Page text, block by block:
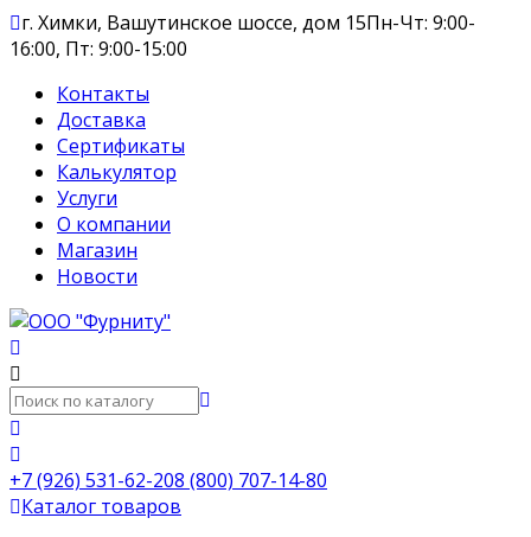
г. Химки, Вашутинское шоссе, дом 15Пн-Чт: 9:00-
16:00, Пт: 9:00-15:00
Контакты
Доставка
Сертификаты
Калькулятор
Услуги
О компании
Магазин
Новости
+7 (926) 531-62-208 (800) 707-14-80
Каталог товаров